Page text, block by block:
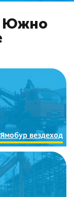
Южно
Ямобур вездеход